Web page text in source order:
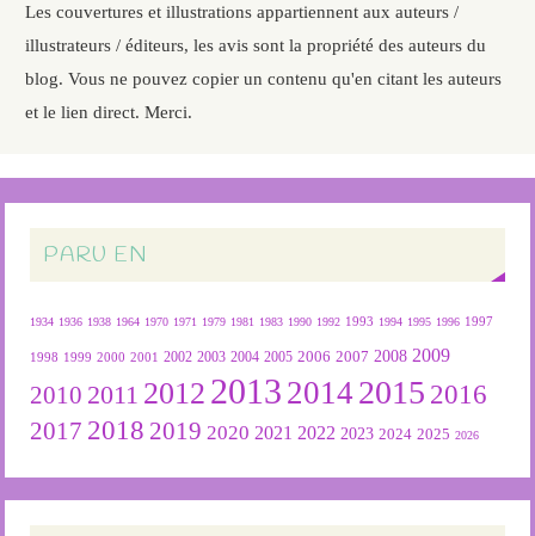
Les couvertures et illustrations appartiennent aux auteurs /
illustrateurs / éditeurs, les avis sont la propriété des auteurs du
blog. Vous ne pouvez copier un contenu qu'en citant les auteurs
et le lien direct. Merci.
PARU EN
1934 1936 1938 1964 1970 1971 1979 1981 1983 1990 1992 1993 1994 1995 1996 1997
1998 1999 2000 2001 2002 2003 2004 2005 2006 2007 2008 2009
2010 2011 2012 2013 2014 2015 2016
2017 2018 2019 2020 2021 2022 2023 2024 2025 2026